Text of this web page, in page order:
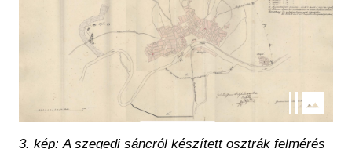
3. kép: A szegedi sáncról készített osztrák felmérés